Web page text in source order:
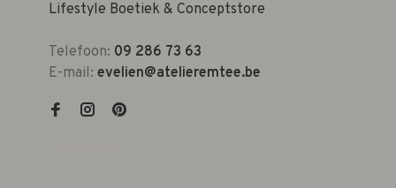
Lifestyle Boetiek & Conceptstore
Telefoon: 09 286 73 63
E-mail: evelien@atelieremtee.be